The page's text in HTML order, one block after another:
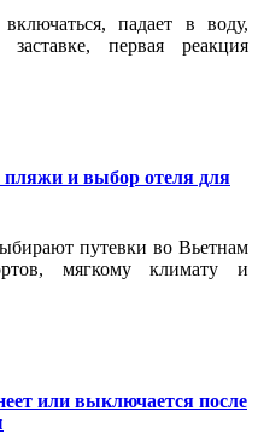
падает в воду,
первая реакция
и выбор отеля для
путевки во Вьетнам
мягкому климату и
или выключается после